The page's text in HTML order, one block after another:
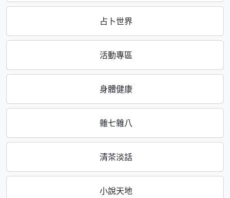
占卜世界
活動專區
身體健康
雜七雜八
清茶淡話
小說天地